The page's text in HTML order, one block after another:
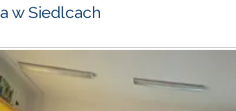
w Siedlcach